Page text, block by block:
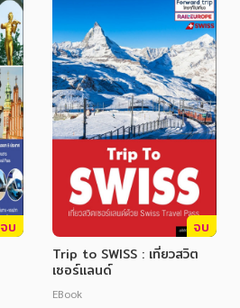
จบ
จบ
Trip to SWISS : เที่ยวสวิต
เซอร์แลนด์
EBook